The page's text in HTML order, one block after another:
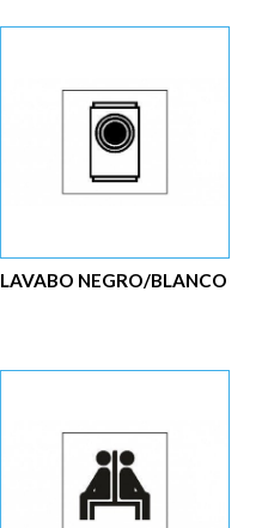
LAVABO NEGRO/BLANCO